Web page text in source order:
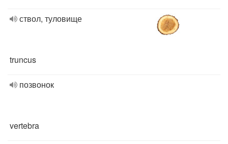
ствол, туловище
truncus
позвонок
vertebra